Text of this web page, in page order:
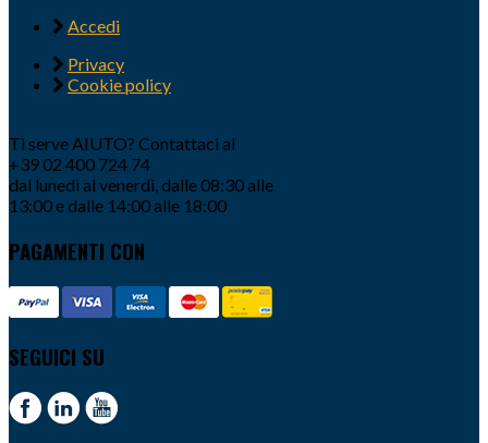
Accedi
Privacy
Cookie policy
Ti serve AIUTO? Contattaci al
+39 02 400 724 74
dal lunedì al venerdì, dalle 08:30 alle
13:00 e dalle 14:00 alle 18:00
PAGAMENTI CON
SEGUICI SU